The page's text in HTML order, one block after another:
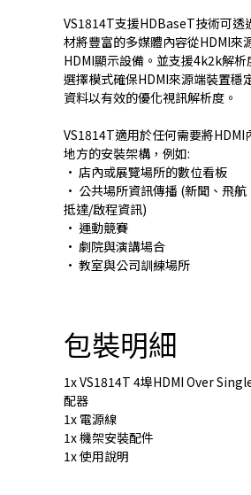
VS1814T支援HDBaseT技術可透
材將豐富的多媒體內容從HDMI來
HDMI顯示設備。並支援4k2k解析
選擇模式確保HDMI來源端裝置穩
資料以有效的優化視訊解析度。
VS1814T適用於任何需要將HDMI
地方的安裝架構，例如:
• 店內或展覽場所的數位看板
• 公共場所資訊傳播 (新聞、飛
抵達/啟程資訊)
• 運動競賽
• 劇院與演講場合
• 教室與公司訓練場所
包裝明細
1x VS1814T 4埠HDMI Over
配器
1x 電源線
1x 機架安裝配件
1x 使用說明